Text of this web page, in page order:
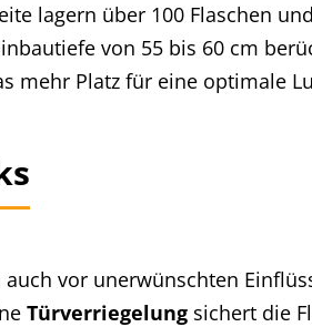
lagern über 100 Flaschen
von 55 bis 60 cm
mehr Platz für eine optimale
vor unerwünschten
Türverriegelung sichert die